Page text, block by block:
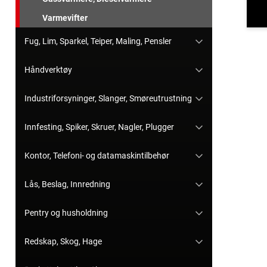
Varmevifter
Fug, Lim, Sparkel, Teiper, Maling, Pensler
Håndverktøy
Industriforsyninger, Slanger, Smøreutrustning
Innfesting, Spiker, Skruer, Nagler, Plugger
Kontor, Telefoni- og datamaskintilbehør
Lås, Beslag, Innredning
Pentry og husholdning
Redskap, Skog, Hage